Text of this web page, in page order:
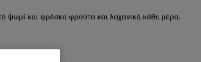
ψωμί και φρέσκα φρούτα και λαχανικά κάθε μέρα.